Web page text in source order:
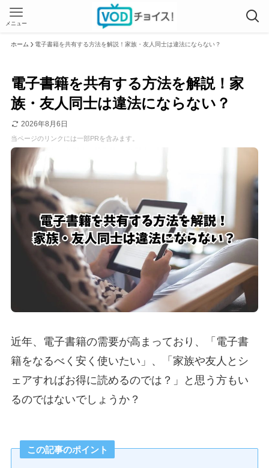
メニュー
ホーム 電子書籍を共有する方法を解説！家族・友人同士は違法にならない？
電子書籍を共有する方法を解説！家
族・友人同士は違法にならない？
2026年8月6日
当ページのリンクには一部PRを含みます。
近年、電子書籍の需要が高まっており、「電子書
籍をなるべく安く使いたい」、「家族や友人とシ
ェアすればお得に読めるのでは？」と思う方もい
るのではないでしょうか？
この記事のポイント